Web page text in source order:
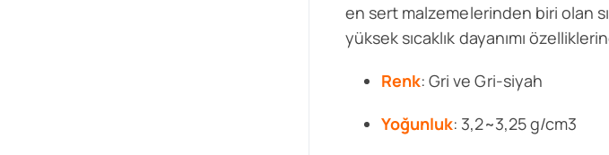
en sert malzemelerinden biri olan
yüksek sıcaklık dayanımı
Renk: Gri ve Gri-siyah
Yoğunluk: 3,2~3,25 g/cm3